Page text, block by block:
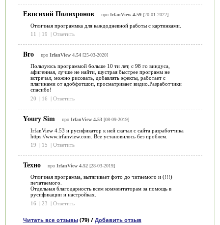
Евпсихий Полихронов про IrfanView 4.59[20-01-2022]
Отличная программка для каждодневной работы с картинками.
11
19 Ответить
Bro про IrfanView 4.54[25-03-2020]
Пользуюсь программой больше 10 ти лет, с 98 го виндуса,
афигенная, лучше не найти, шустрая быстрее программ не
встречал, можно рисовать, добавлять эфекты, работает с
плагинами от адобфотшоп, просматривает видио.Разработчики
спасибо!
20
| 16 | Ответить
Youry Sim про IrfanView 4.53[08-09-2019]
IrfanView 4.53 и русификатор к ней скачал с сайта разработчика
https://www.irfanview.com. Все установилось без проблем.
19
15 Ответить
Техно про IrfanView 4.52[28-03-2019]
Отличная программа, вытягивает фото до читаемого и (!!!)
печатаемого.
Отдельная благодарность всем комментаторам за помощь в
русификации и настройках.
16
| 23 | Ответить
Читать все отзывы(79) / Добавить отзыв